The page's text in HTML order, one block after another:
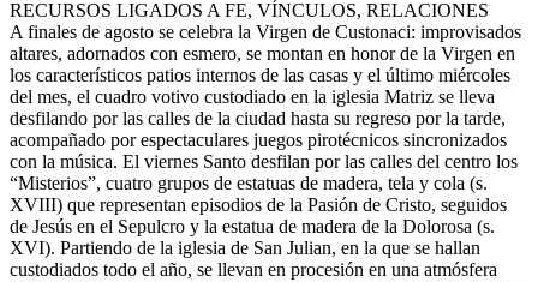
RECURSOS LIGADOS A FE, VÍNCULOS, RELACIONES
A finales de agosto se celebra la Virgen de Custonaci: improvisados
altares, adornados con esmero, se montan en honor de la Virgen en
los característicos patios internos de las casas y el último miércoles
del mes, el cuadro votivo custodiado en la iglesia Matriz se lleva
desfilando por las calles de la ciudad hasta su regreso por la tarde,
acompañado por espectaculares juegos pirotécnicos sincronizados
con la música. El viernes Santo desfilan por las calles del centro los
“Misterios”, cuatro grupos de estatuas de madera, tela y cola (s.
XVIII) que representan episodios de la Pasión de Cristo, seguidos
de Jesús en el Sepulcro y la estatua de madera de la Dolorosa (s.
XVI). Partiendo de la iglesia de San Julian, en la que se hallan
custodiados todo el año, se llevan en procesión en una atmósfera